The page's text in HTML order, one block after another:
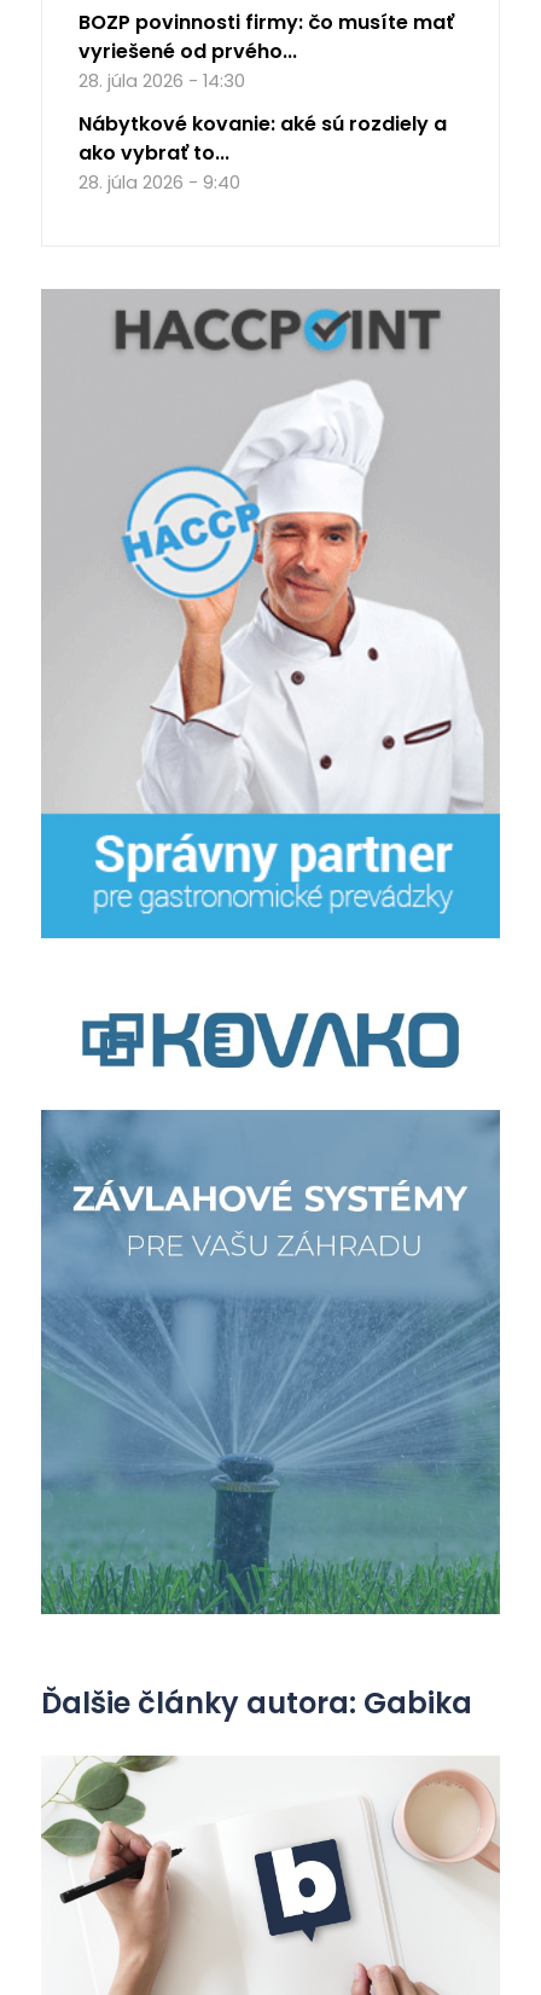
BOZP povinnosti firmy: čo musíte mať
vyriešené od prvého...
28. júla 2026 - 14:30
Nábytkové kovanie: aké sú rozdiely a
ako vybrať to...
28. júla 2026 - 9:40
Ďalšie články autora: Gabika